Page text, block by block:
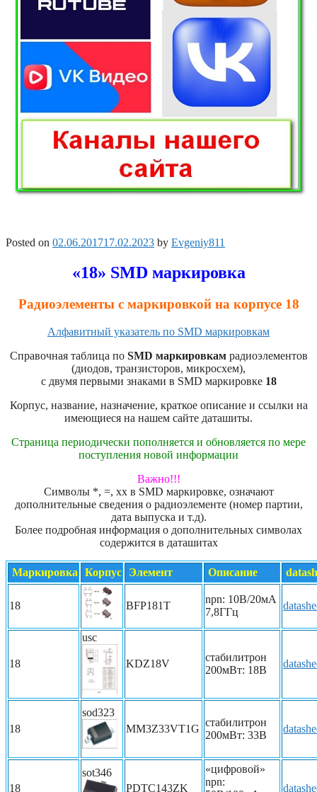
Posted on 02.06.201717.02.2023 by Evgeniy811
«18» SMD маркировка
Радиоэлементы с маркировкой на корпусе 18
Алфавитный указатель по SMD маркировкам
Справочная таблица по SMD маркировкамрадиоэлементов
(диодов, транзисторов, микросхем),
с двумя первыми знаками в SMD маркировке 18
Корпус, название, назначение, краткое описание и ссылки на
имеющиеся на нашем сайте даташиты.
Страница периодически пополняется и обновляется по мере
поступления новой информации
Важно!!!
Символы *, =, xx в SMD маркировке, означают
дополнительные сведения о радиоэлементе (номер партии,
дата выпуска и т.д).
Более подробная информация о дополнительных символах
содержится в даташитах
Маркировка Корпус Элемент Описание
18 BFP181T
npn: 10В/20мА
7,8ГГц
18
usc
KDZ18V
стабилитрон
200мВт: 18В
18
sod323
MM3Z33VT1G
стабилитрон
200мВт: 33В
18
sot346
PDTC143ZK
«цифровой»
npn: